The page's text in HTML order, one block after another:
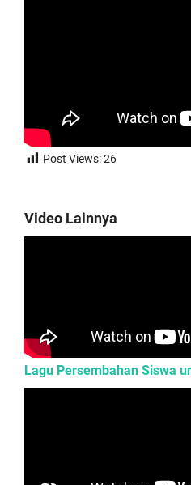
Post Views:26
Video Lainnya
Lagu Persembahan Siswa